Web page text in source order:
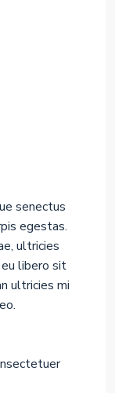
senectus
egestas.
ultricies
libero sit
ultricies mi